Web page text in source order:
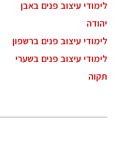
לימודי עיצוב פנים באבן
יהודה
לימודי עיצוב פנים ברשפון
לימודי עיצוב פנים בשערי
תקוה